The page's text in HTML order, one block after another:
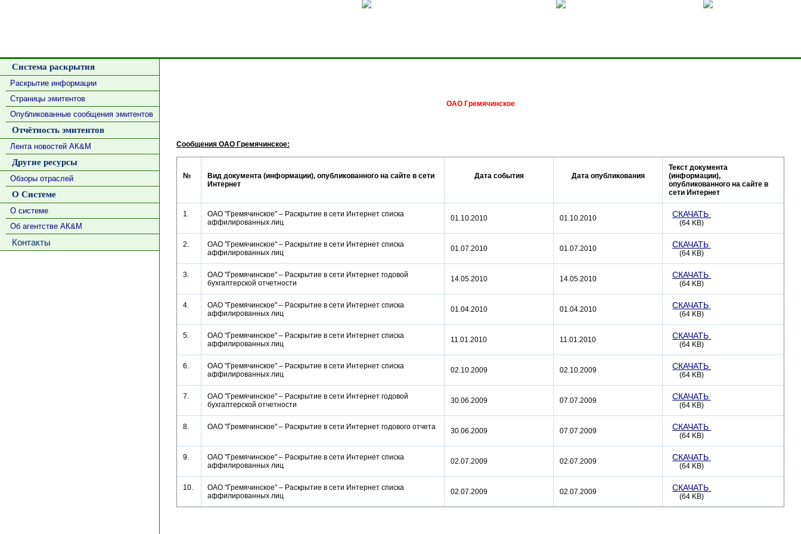
Система раскрытия
Раскрытие информации
Страницы эмитентов
Опубликованные сообщения эмитентов
Отчётность эмитентов
Лента новостей АК&М
Другие ресурсы
Обзоры отраслей
О Системе
О системе
Об агентстве АК&М
Контакты
ОАО Гремячинское
Сообщения ОАО Гремячинское:
№
Вид документа (информации), опубликованного на сайте в сети
Интернет
Дата события Дата опубликования
Текст документа
(информации),
опубликованного на сайте в
сети Интернет
1.
ОАО "Гремячинское" – Раскрытие в сети Интернет списка
аффилированных лиц
01.10.2010 01.10.2010 СКАЧАТЬ
(64 KB)
2.
ОАО "Гремячинское" – Раскрытие в сети Интернет списка
аффилированных лиц
01.07.2010 01.07.2010 СКАЧАТЬ
(64 KB)
3.
ОАО "Гремячинское" – Раскрытие в сети Интернет годовой
бухгалтерской отчетности
14.05.2010 14.05.2010 СКАЧАТЬ
(64 KB)
4.
ОАО "Гремячинское" – Раскрытие в сети Интернет списка
аффилированных лиц
01.04.2010 01.04.2010 СКАЧАТЬ
(64 KB)
5.
ОАО "Гремячинское" – Раскрытие в сети Интернет списка
аффилированных лиц
11.01.2010 11.01.2010 СКАЧАТЬ
(64 KB)
6.
ОАО "Гремячинское" – Раскрытие в сети Интернет списка
аффилированных лиц
02.10.2009 02.10.2009 СКАЧАТЬ
(64 KB)
7.
ОАО "Гремячинское" – Раскрытие в сети Интернет годовой
бухгалтерской отчетности
30.06.2009 07.07.2009 СКАЧАТЬ
(64 KB)
8. ОАО "Гремячинское" – Раскрытие в сети Интернет годового отчета 30.06.2009 07.07.2009 СКАЧАТЬ
(64 KB)
9.
ОАО "Гремячинское" – Раскрытие в сети Интернет списка
аффилированных лиц
02.07.2009 02.07.2009 СКАЧАТЬ
(64 KB)
10.
ОАО "Гремячинское" – Раскрытие в сети Интернет списка
аффилированных лиц
02.07.2009 02.07.2009 СКАЧАТЬ
(64 KB)